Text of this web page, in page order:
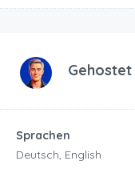
Sprachen
Deutsch, English